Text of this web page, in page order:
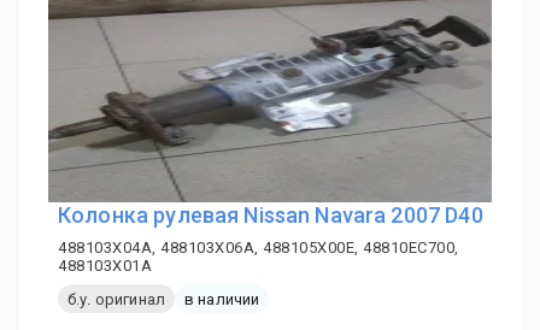
Колонка рулевая Nissan Navara 2007 D40
488103X04A, 488103X06A, 488105X00E, 48810EC700,
488103X01A
б.у. оригинал
в наличии